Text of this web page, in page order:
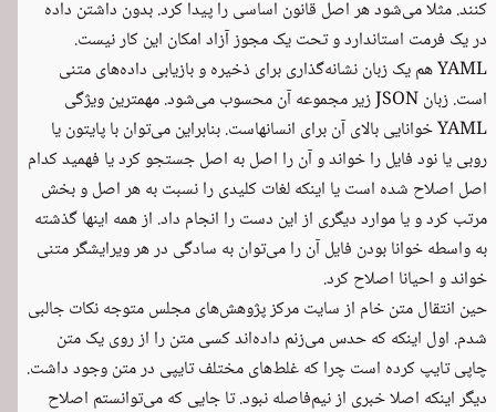
کنند. مثلا می‌شود هر اصل قانون اساسی را پیدا کرد. بدون داشتن داده
در یک فرمت استاندارد و تحت یک مجوز آزاد امکان این کار نیست.
YAML هم یک زبان نشانه‌گذاری برای ذخیره و بازیابی داده‌های متنی
است. زبان JSON زیر مجموعه آن محسوب می‌شود. مهمترین ویژگی
YAML خوانایی بالای آن برای انسانهاست. بنابراین می‌توان با پایتون یا
روبی یا نود فایل را خواند و آن را اصل به اصل جستجو کرد یا فهمید کدام
اصل اصلاح شده است یا اینکه لغات کلیدی را نسبت به هر اصل و بخش
مرتب کرد و یا موارد دیگری از این دست را انجام داد. از همه اینها گذشته
به واسطه خوانا بودن فایل آن را می‌توان به سادگی در هر ویرایشگر متنی
خواند و احیانا اصلاح کرد.
حین انتقال متن خام از سایت مرکز پژوهش‌های مجلس متوجه نکات جالبی
شدم. اول اینکه که حدس می‌زنم داده‌اند کسی متن را از روی یک متن
چاپی تایپ کرده است چرا که غلط‌های مختلف تایپی در متن وجود داشت.
دیگر اینکه اصلا خبری از نیم‌فاصله نبود. تا جایی که می‌توانستم اصلاح